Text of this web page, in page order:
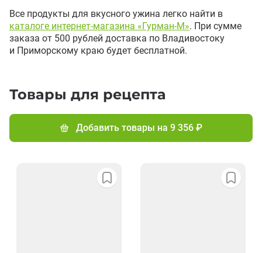
Все продукты для вкусного ужина легко найти в
каталоге интернет-магазина «Гурман-М». При сумме
заказа от 500 рублей доставка по Владивостоку
и Приморскому краю будет бесплатной.
Товары для рецепта
Добавить товары на 9 356 ₽